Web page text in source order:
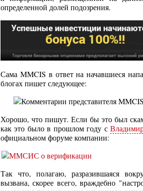
определенной долей подозрения.
Сама MMCIS в ответ на начавшиеся
блогах пишет следующее:
Хорошо, что пишут. Если бы это был
как это было в прошлом году с
официальном форуме компании:
Так что, полагаю, разразившаяся
вызвана, скорее всего, враждебно